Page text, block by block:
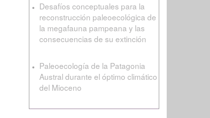
Desafíos conceptuales para la
reconstrucción paleoecológica de
la megafauna pampeana y las
consecuencias de su extinción
Paleoecología de la Patagonia
Austral durante el óptimo climático
del Mioceno